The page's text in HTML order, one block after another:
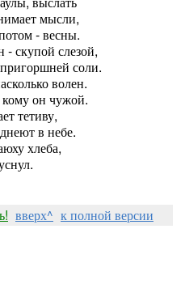
мысли,
- весны.
скупой слезой,
соли.
волен.
он чужой.
тетиву,
в небе.
хлеба,
вверх^ к полной версии